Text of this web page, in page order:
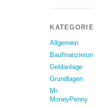
KATEGORIEN
Allgemein
Baufinanzierung
Geldanlage
Grundlagen
Mr.
MoneyPenny